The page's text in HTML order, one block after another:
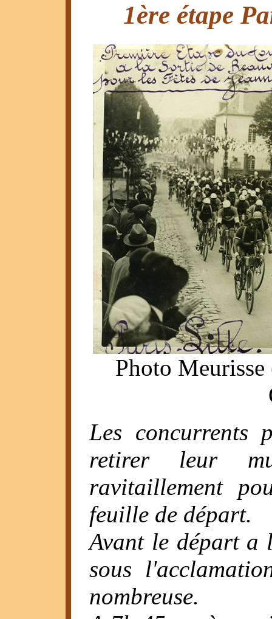
1ère étape
Photo
Les concurrents
retirer leur
ravitaillement
feuille de départ.
Avant le départ a
sous
nombreuse.